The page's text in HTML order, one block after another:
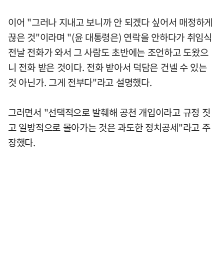
이어 "그러나 지내고 보니까 안 되겠다 싶어서 매정하게
끊은 것"이라며 "(윤 대통령은) 연락을 안하다가 취임식
전날 전화가 와서 그 사람도 초반에는 조언하고 도왔으
니 전화 받은 것이다. 전화 받아서 덕담은 건넬 수 있는
것 아닌가. 그게 전부다"라고 설명했다.
그러면서 "선택적으로 발췌해 공천 개입이라고 규정 짓
고 일방적으로 몰아가는 것은 과도한 정치공세"라고 주
장했다.